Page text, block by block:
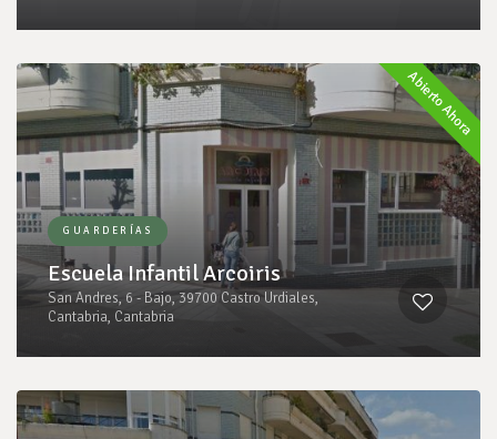
Abierto Ahora
GUARDERÍAS
Escuela Infantil Arcoiris
San Andres, 6 - Bajo, 39700 Castro Urdiales,
Cantabria, Cantabria